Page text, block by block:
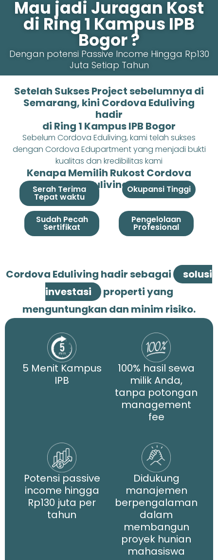
Mau jadi Juragan Kost
di Ring 1 Kampus IPB
Bogor ?
Dengan potensi Passive Income Hingga Rp130
Juta Setiap Tahun
Setelah Sukses Project sebelumnya di
Semarang, kini Cordova Eduliving
hadir
di Ring 1 Kampus IPB Bogor
Sebelum Cordova Eduliving, kami telah sukses
dengan Cordova Edupartment yang menjadi bukti
kualitas dan kredibilitas kami
Kenapa Memilih Rukost Cordova
Eduliving ?
Serah Terima
Tepat waktu
Okupansi Tinggi
Sudah Pecah
Sertifikat
Pengelolaan
Profesional
Cordova Eduliving hadir sebagai
solusi
investasi
properti yang
menguntungkan dan minim risiko.
5 Menit Kampus
IPB
100% hasil sewa
milik Anda,
tanpa potongan
management
fee
Potensi passive
income hingga
Rp130 juta per
tahun
Didukung
manajemen
berpengalaman
dalam
membangun
proyek hunian
mahasiswa